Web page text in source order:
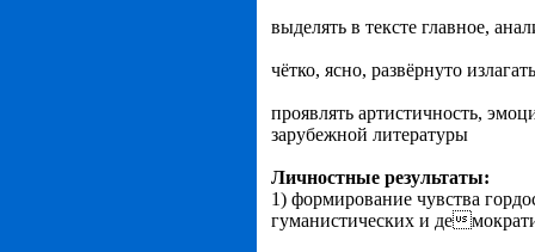
выделять в тексте главное,
чётко, ясно, развёрнуто
проявлять артистичность,
зарубежной литературы
Личностные результаты:
1) формирование чувства
гуманистических и де